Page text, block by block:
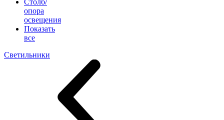
Столб/
опора
освещения
Показать
все
Светильники